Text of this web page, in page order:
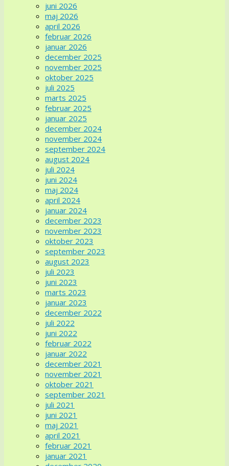
juni 2026
maj 2026
april 2026
februar 2026
januar 2026
december 2025
november 2025
oktober 2025
juli 2025
marts 2025
februar 2025
januar 2025
december 2024
november 2024
september 2024
august 2024
juli 2024
juni 2024
maj 2024
april 2024
januar 2024
december 2023
november 2023
oktober 2023
september 2023
august 2023
juli 2023
juni 2023
marts 2023
januar 2023
december 2022
juli 2022
juni 2022
februar 2022
januar 2022
december 2021
november 2021
oktober 2021
september 2021
juli 2021
juni 2021
maj 2021
april 2021
februar 2021
januar 2021